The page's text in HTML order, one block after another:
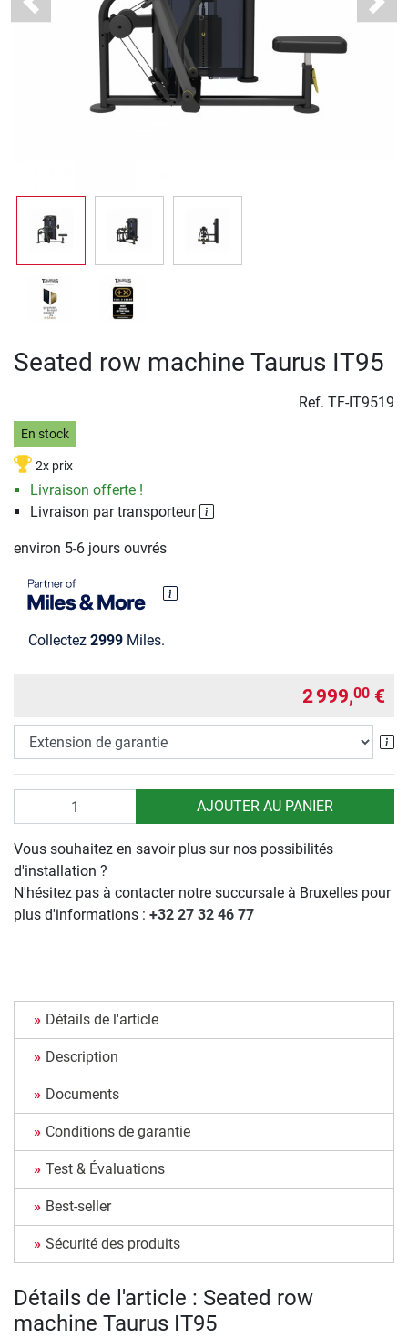
Previous Next
Seated row machine Taurus IT95
Ref. TF-IT9519
En stock
2x prix
Livraison offerte !
Livraison par transporteur
environ 5-6 jours ouvrés
Collectez 2999 Miles.
2 999,00 €
AJOUTER AU PANIER
Vous souhaitez en savoir plus sur nos possibilités
d'installation ?
N'hésitez pas à contacter notre succursale à Bruxelles pour
plus d'informations : +32 27 32 46 77
Détails de l'article
Description
Documents
Conditions de garantie
Test & Évaluations
Best-seller
Sécurité des produits
Détails de l'article : Seated row
machine Taurus IT95